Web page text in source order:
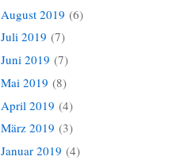
August 2019 (6)
Juli 2019 (7)
Juni 2019 (7)
Mai 2019 (8)
April 2019 (4)
März 2019 (3)
Januar 2019 (4)